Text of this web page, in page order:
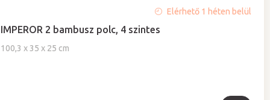
IMPEROR 2 bambusz polc, 4 szintes
100,3 x 35 x 25 cm
Elérhető 1 héten belül